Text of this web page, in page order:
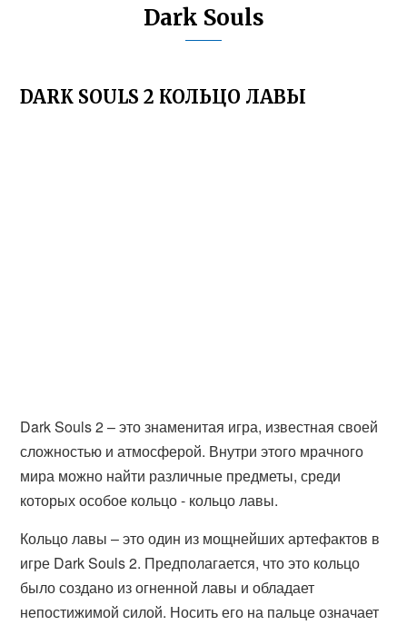
Dark Souls
DARK SOULS 2 КОЛЬЦО ЛАВЫ
Dark Souls 2 – это знаменитая игра, известная своей
сложностью и атмосферой. Внутри этого мрачного
мира можно найти различные предметы, среди
которых особое кольцо - кольцо лавы.
Кольцо лавы – это один из мощнейших артефактов в
игре Dark Souls 2. Предполагается, что это кольцо
было создано из огненной лавы и обладает
непостижимой силой. Носить его на пальце означает